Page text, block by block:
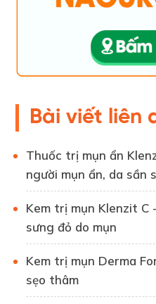
Bài viết liên
Thuốc trị mụn ẩn
người mụn ẩn, da sần
Kem trị mụn Klenzit C
sưng đỏ do mụn
Kem trị mụn Derma
sẹo thâm